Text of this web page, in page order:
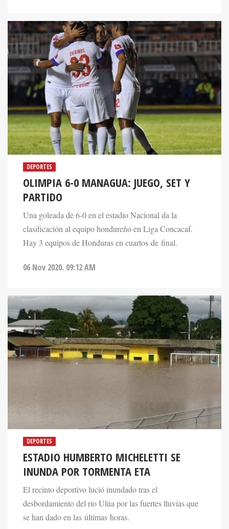
DEPORTES
OLIMPIA 6-0 MANAGUA: JUEGO, SET Y
PARTIDO
Una goleada de 6-0 en el estadio Nacional da la
clasificación al equipo hondureño en Liga Concacaf.
Hay 3 equipos de Honduras en cuartos de final.
06 Nov 2020. 09:12 AM
DEPORTES
ESTADIO HUMBERTO MICHELETTI SE
INUNDA POR TORMENTA ETA
El recinto deportivo lució inundado tras el
desbordamiento del río Ulúa por las fuertes lluvias que
se han dado en las últimas horas.